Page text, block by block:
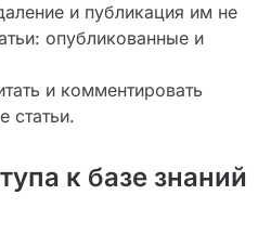
и публикация им не
опубликованные и
и комментировать
статьи.
к базе знаний